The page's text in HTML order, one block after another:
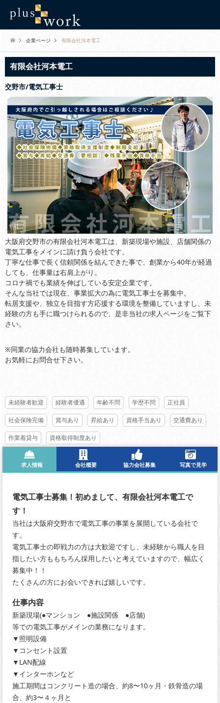
企業ページ 有限会社河本電工
有限会社河本電工
交野市/電気工事士
大阪府交野市の有限会社河本電工は、新築現場や施設、店舗関係の
電気工事をメインに請け負う会社です。
丁寧な仕事で長く信頼関係を結んできた事で、創業から40年が経過
しても、仕事量は右肩上がり。
コロナ禍でも業績を伸ばしている安定企業です。
そんな当社では現在、事業拡大の為に電気工事士を募集中。
転居支援や、独立を目指す方応援する環境を整備していますし、未
経験の方も手に職つけられるので、是非当社の求人ページをご覧下
さい。
※同業の協力会社も随時募集しています。
お気軽にお問合せ下さい。
未経験者歓迎 経験者優遇 年齢不問 学歴不問 正社員
社会保険完備 賞与あり 昇給あり 資格手当あり 交通費あり
作業着貸与 資格取得制度あり
求人情報 会社概要 協力会社募集 写真で見学
電気工事士募集！初めまして、有限会社河本電工で
す！
当社は大阪府交野市で電気工事の事業を展開している会社で
す。
電気工事士の即戦力の方は大歓迎ですし、未経験から職人を目
指したい方ももちろん採用したいと考えていますので、幅広く
募集中！！
たくさんの方にお会いできれば嬉しいです。
仕事内容
新築現場(●マンション ●施設関係 ●店舗)
等での電気工事がメインの業務になります。
▼照明設備
▼コンセント設置
▼LAN配線
▼インターホンなど
施工期間はコンクリート造の場合、約8〜10ヶ月・鉄骨造の場
合、約3〜４ヶ月と